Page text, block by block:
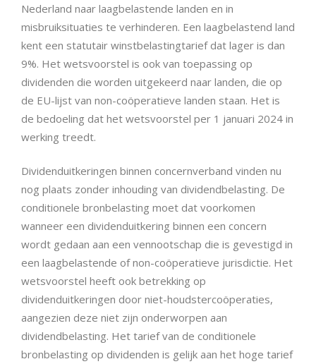
Nederland naar laagbelastende landen en in
misbruiksituaties te verhinderen. Een laagbelastend land
kent een statutair winstbelastingtarief dat lager is dan
9%. Het wetsvoorstel is ook van toepassing op
dividenden die worden uitgekeerd naar landen, die op
de EU-lijst van non-coöperatieve landen staan. Het is
de bedoeling dat het wetsvoorstel per 1 januari 2024 in
werking treedt.
Dividenduitkeringen binnen concernverband vinden nu
nog plaats zonder inhouding van dividendbelasting. De
conditionele bronbelasting moet dat voorkomen
wanneer een dividenduitkering binnen een concern
wordt gedaan aan een vennootschap die is gevestigd in
een laagbelastende of non-coöperatieve jurisdictie. Het
wetsvoorstel heeft ook betrekking op
dividenduitkeringen door niet-houdstercoöperaties,
aangezien deze niet zijn onderworpen aan
dividendbelasting. Het tarief van de conditionele
bronbelasting op dividenden is gelijk aan het hoge tarief